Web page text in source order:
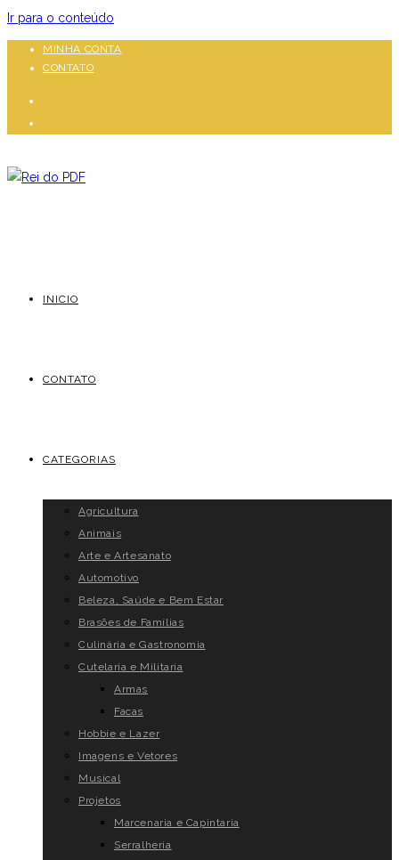
Ir para o conteúdo
MINHA CONTA
CONTATO
INICIO
CONTATO
CATEGORIAS
Agricultura
Animais
Arte e Artesanato
Automotivo
Beleza, Saúde e Bem Estar
Brasões de Famílias
Culinária e Gastronomia
Cutelaria e Militaria
Armas
Facas
Hobbie e Lazer
Imagens e Vetores
Musical
Projetos
Marcenaria e Capintaria
Serralheria